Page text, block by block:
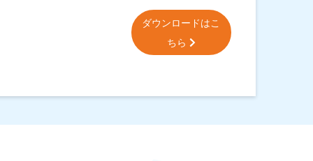
ダウンロードはこ
ちら